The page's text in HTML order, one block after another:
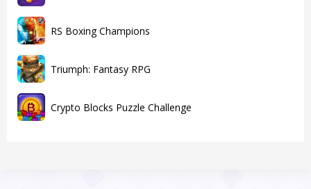
RS Boxing Champions
Triumph: Fantasy RPG
Crypto Blocks Puzzle Challenge